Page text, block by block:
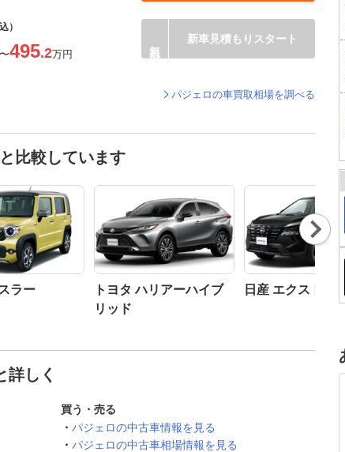
）
〜495.2万円
新車見積もりスタート
パジェロの車買取相場を調べる
比較しています
ラー
トヨタ ハリアーハイブ
リッド
日産 エクストレ
Nex
t
詳しく
買う・売る
パジェロの中古車情報を見る
パジェロの中古車相場情報を見る